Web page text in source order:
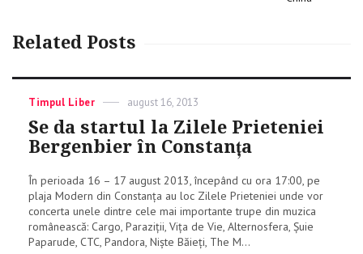
Related Posts
Categories
Timpul Liber
Posted
august 16, 2013
Se da startul la Zilele Prieteniei
Bergenbier în Constanţa
În perioada 16 – 17 august 2013, începând cu ora 17:00, pe
plaja Modern din Constanţa au loc Zilele Prieteniei unde vor
concerta unele dintre cele mai importante trupe din muzica
românească: Cargo, Paraziţii, Viţa de Vie, Alternosfera, Şuie
Paparude, CTC, Pandora, Nişte Băieţi, The M...